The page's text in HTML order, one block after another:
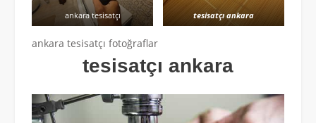
ankara tesisatçı tesisatçı ankara
ankara tesisatçı fotoğraflar
tesisatçı ankara